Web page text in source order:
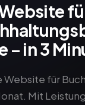
– in 3
Website für
Mit